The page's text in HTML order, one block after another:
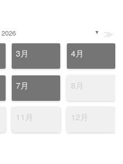
2026 ▼ ≫
3月 4月
7月 8月
11月 12月